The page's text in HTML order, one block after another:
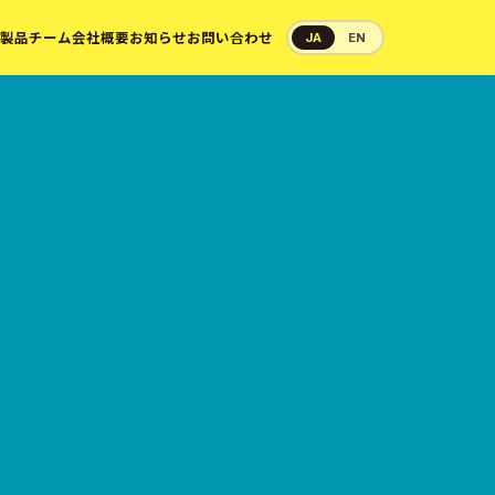
製品チーム会社概要お知らせお問い合わせ JA EN